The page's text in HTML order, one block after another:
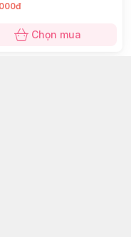
Chọn mua